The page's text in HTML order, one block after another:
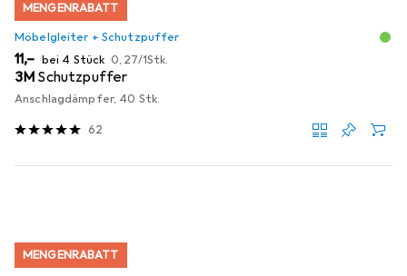
MENGENRABATT
Möbelgleiter + Schutzpuffer
EUR
11,– bei 4 Stück EUR
0,27/1Stk.
3M Schutzpuffer
Anschlagdämpfer, 40 Stk.
62
MENGENRABATT